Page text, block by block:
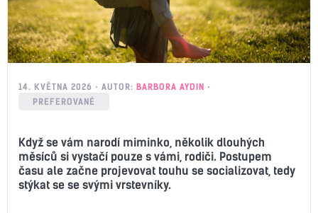
14. KVĚTNA 2026 AUTOR: BARBORA AYDIN
PREFEROVANÉ
Když se vám narodí miminko, několik dlouhých
měsíců si vystačí pouze s vámi, rodiči. Postupem
času ale začne projevovat touhu se socializovat, tedy
stýkat se se svými vrstevníky.